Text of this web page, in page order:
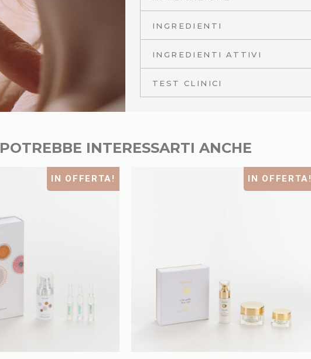
INGREDIENTI
INGREDIENTI ATTIVI
TEST CLINICI
POTREBBE INTERESSARTI ANCHE
IN OFFERTA! IN OFFERTA!